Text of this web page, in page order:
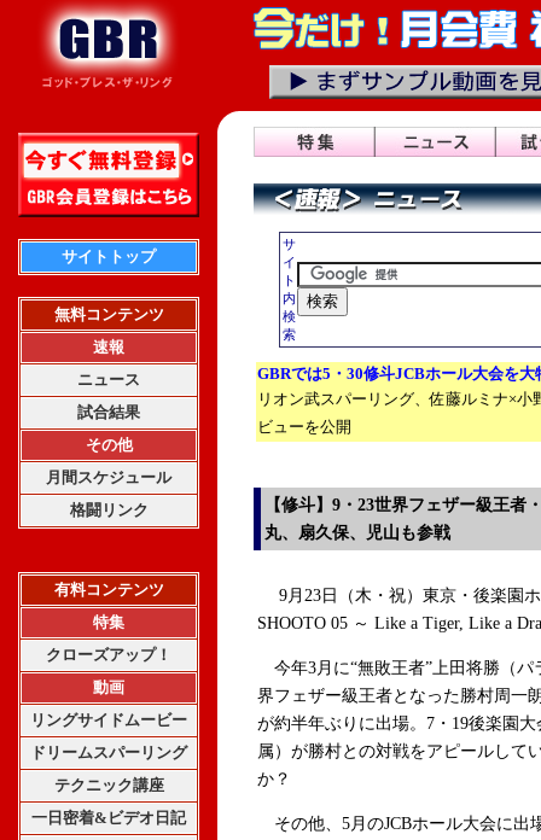
サイトトップ
無料コンテンツ
速報
ニュース
試合結果
その他
月間スケジュール
格闘リンク
有料コンテンツ
特集
クローズアップ！
動画
リングサイドムービー
ドリームスパーリング
テクニック講座
一日密着&ビデオ日記
サ
イ
ト
内
検
索
GBRでは5・30修斗JCBホール大会を大
リオン武スパーリング、佐藤ルミナ×
ビューを公開
【修斗】9・23世界フェザー級王者
丸、扇久保、児山も参戦
9月23日（木・祝）東京・後楽園
SHOOTO 05 ～ Like a Tiger, Like a
今年3月に“無敗王者”上田将勝（パ
界フェザー級王者となった勝村周一
が約半年ぶりに出場。7・19後楽園
属）が勝村との対戦をアピールして
か？
その他、5月のJCBホール大会に出